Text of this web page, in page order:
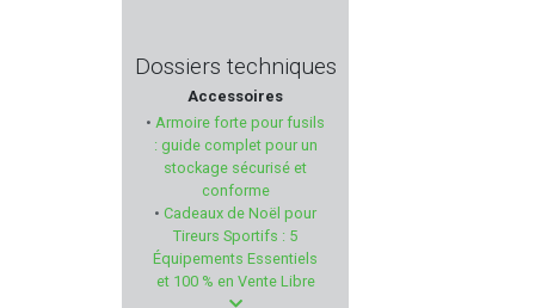
GSG - German Sport Gun
PIETTA
DAISY
RELOAD SWISS
Dossiers techniques
Accessoires
• Armoire forte pour fusils
: guide complet pour un
stockage sécurisé et
conforme
• Cadeaux de Noël pour
Tireurs Sportifs : 5
Équipements Essentiels
et 100 % en Vente Libre